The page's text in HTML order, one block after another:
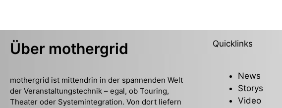
Über mothergrid
mothergrid ist mittendrin in der spannenden Welt
der Veranstaltungstechnik – egal, ob Touring,
Theater oder Systemintegration. Von dort liefern
Quicklinks
News
Storys
Video